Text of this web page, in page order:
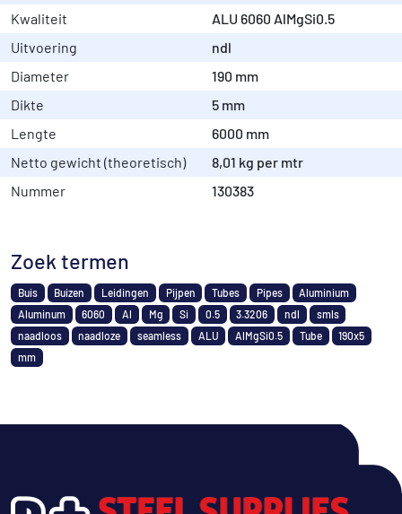
Kwaliteit
ALU 6060 AlMgSi0.5
Uitvoering
ndl
Diameter
190 mm
Dikte
5 mm
Lengte
6000 mm
Netto gewicht (theoretisch)
8,01 kg per mtr
Nummer
130383
Zoek termen
Buis Buizen Leidingen Pijpen Tubes Pipes
Aluminium
Aluminum
6060 Al Mg Si 0.5 3.3206 ndl
smls
naadloos
naadloze seamless ALU AlMgSi0.5 Tube
190x5
mm